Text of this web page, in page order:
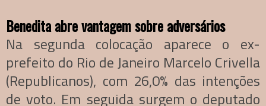
Benedita abre vantagem sobre adversários
Na segunda colocação aparece o ex-
prefeito do Rio de Janeiro Marcelo Crivella
(Republicanos), com 26,0% das intenções
de voto. Em seguida surgem o deputado